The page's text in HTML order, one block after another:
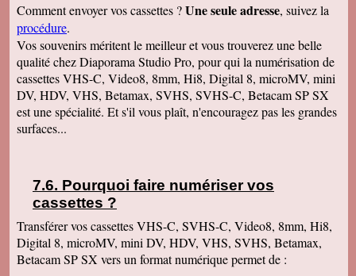
LA GARDE • 04120 LA PALUD SUR
ROUGON • 04120 SOLEILHAS • 04130 VOLX
• 04140 AUZET • 04140 BARLES • 04140 LE
VERNET • 04140 MONTCLAR • 04140
SELONNET • 04140 SEYNE • 04140 ST
MARTIN LES SEYNE • 04140 VERDACHES •
REVEST DES BROUSSES • 04150 REVEST
DU BION • 04150 SAUMANE • 04150
SIMIANE LA ROTONDE • 04160 CHATEAU
ARNOUX ST AUBAN • 04160 L ESCALE •
04170 ALLONS • 04170 ANGLES • 04170 LA
Comment envoyer vos cassettes ?Une seule adresse, suivez la
procédure.
Vos souvenirs méritent le meilleur et vous trouverez une belle
qualité chez Diaporama Studio Pro, pour qui la numérisation de
cassettes VHS-C, Video8, 8mm, Hi8, Digital 8, microMV, mini
DV, HDV, VHS, Betamax, SVHS, SVHS-C, Betacam SP SX
est une spécialité. Et s'il vous plaît, n'encouragez pas les grandes
surfaces...
Pourquoi faire numériser vos
cassettes ?
Transférer vos cassettes VHS-C, SVHS-C, Video8, 8mm, Hi8,
Digital 8, microMV, mini DV, HDV, VHS, SVHS, Betamax,
Betacam SP SX vers un format numérique permet de :